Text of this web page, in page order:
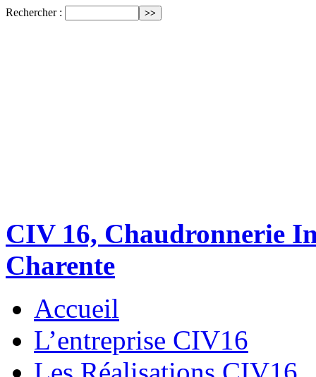
Rechercher :
CIV 16, Chaudronnerie
Charente
Accueil
L’entreprise CIV16